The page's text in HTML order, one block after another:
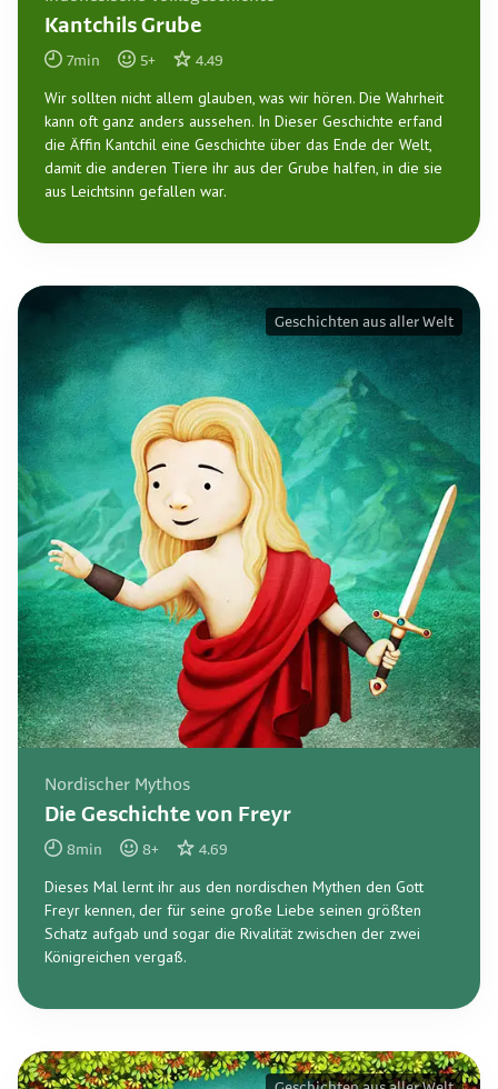
Kantchils Grube
7min 5+ 4.49
Wir sollten nicht allem glauben, was wir hören. Die Wahrheit
kann oft ganz anders aussehen. In Dieser Geschichte erfand
die Äffin Kantchil eine Geschichte über das Ende der Welt,
damit die anderen Tiere ihr aus der Grube halfen, in die sie
aus Leichtsinn gefallen war.
Nordischer Mythos
Die Geschichte von Freyr
8min 8+ 4.69
Dieses Mal lernt ihr aus den nordischen Mythen den Gott
Freyr kennen, der für seine große Liebe seinen größten
Schatz aufgab und sogar die Rivalität zwischen der zwei
Königreichen vergaß.
Geschichten aus aller Welt